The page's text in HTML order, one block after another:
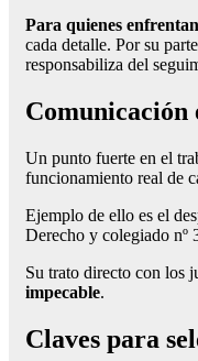
Para quienes
cada detalle. Por su
responsabiliza del
Comunicación
Un punto fuerte en el
funcionamiento real de
Ejemplo de ello es el
Derecho y colegiado nº
Su trato directo con los
impecable.
Claves para